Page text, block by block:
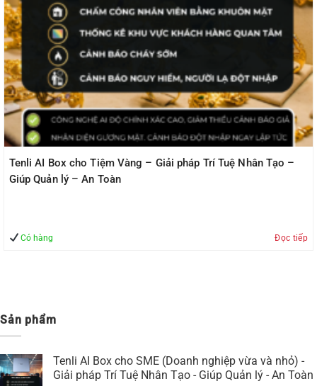
Tenli AI Box cho Tiệm Vàng – Giải pháp Trí Tuệ Nhân Tạo –
Giúp Quản lý – An Toàn
Có hàng Đọc tiếp
Sản phẩm
Tenli AI Box cho SME (Doanh nghiệp vừa và nhỏ) -
Giải pháp Trí Tuệ Nhân Tạo - Giúp Quản lý - An Toàn